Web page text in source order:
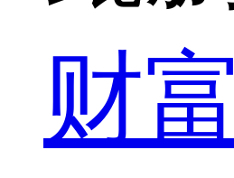
财